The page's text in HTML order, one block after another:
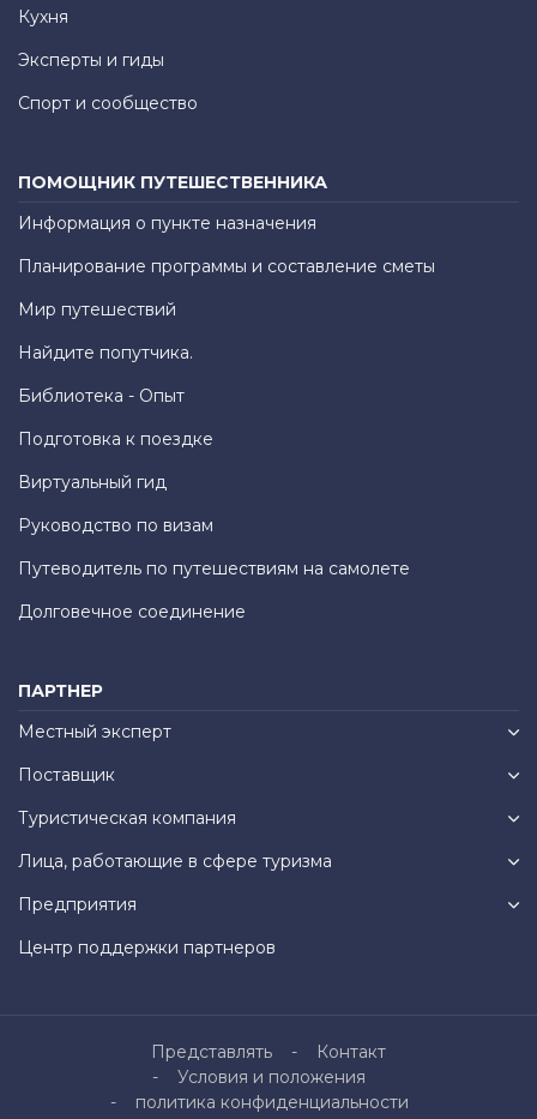
Кухня
Эксперты и гиды
Спорт и сообщество
ПОМОЩНИК ПУТЕШЕСТВЕННИКА
Информация о пункте назначения
Планирование программы и составление сметы
Мир путешествий
Найдите попутчика.
Библиотека - Опыт
Подготовка к поездке
Виртуальный гид
Руководство по визам
Путеводитель по путешествиям на самолете
Долговечное соединение
ПАРТНЕР
Местный эксперт
Поставщик
Туристическая компания
Лица, работающие в сфере туризма
Предприятия
Центр поддержки партнеров
Представлять
Контакт
Условия и положения
политика конфиденциальности